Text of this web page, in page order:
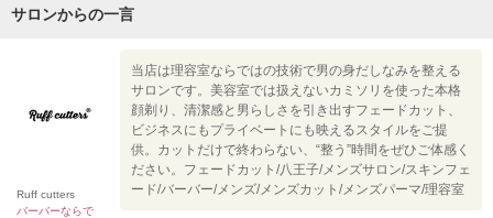
サロンからの一言
Ruff cutters
バーバーならで
当店は理容室ならではの技術で男の身だしなみを整える
サロンです。美容室では扱えないカミソリを使った本格
顔剃り、清潔感と男らしさを引き出すフェードカット、
ビジネスにもプライベートにも映えるスタイルをご提
供。カットだけで終わらない、“整う”時間をぜひご体感く
ださい。フェードカット/八王子/メンズサロン/スキンフェ
ード/バーバー/メンズ/メンズカット/メンズパーマ/理容室